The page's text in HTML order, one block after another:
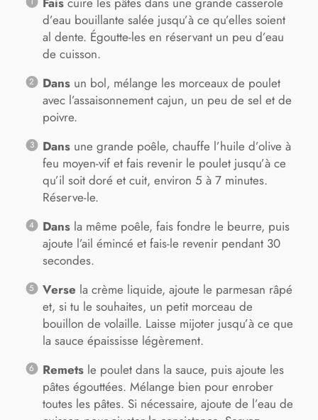
d’eau bouillante salée jusqu’à ce qu’elles soient
al dente. Égoutte-les en réservant un peu d’eau
de cuisson.
Dansun bol, mélange les morceaux de poulet
avec l’assaisonnement cajun, un peu de sel et de
poivre.
Dansune grande poêle, chauffe l’huile d’olive à
feu moyen-vif et fais revenir le poulet jusqu’à ce
qu’il soit doré et cuit, environ 5 à 7 minutes.
Réserve-le.
Dansla même poêle, fais fondre le beurre, puis
ajoute l’ail émincé et fais-le revenir pendant 30
secondes.
Verse la crème liquide, ajoute le parmesan râpé
et, si tu le souhaites, un petit morceau de
bouillon de volaille. Laisse mijoter jusqu’à ce que
la sauce épaississe légèrement.
Remetsle poulet dans la sauce, puis ajoute les
pâtes égouttées. Mélange bien pour enrober
toutes les pâtes. Si nécessaire, ajoute de l’eau de